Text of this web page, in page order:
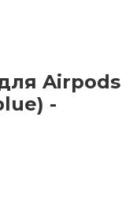
Airpods
-